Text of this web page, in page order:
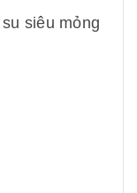
siêu mỏng